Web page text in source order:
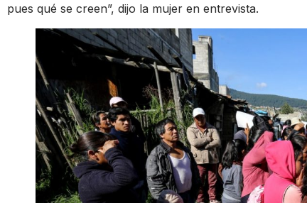
pues qué se creen”, dijo la mujer en entrevista.